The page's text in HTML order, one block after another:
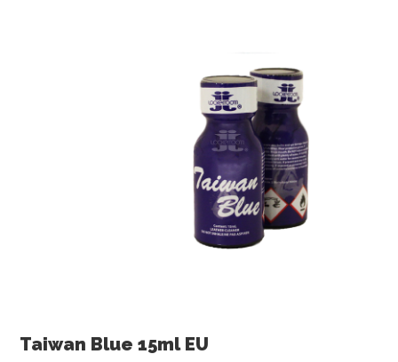
Taiwan Blue 15ml EU